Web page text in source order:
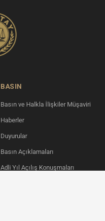
BASIN
Basın ve Halkla İlişkiler Müşaviri
Haberler
Duyurular
Basın Açıklamaları
Adli Yıl Açılış Konuşmaları